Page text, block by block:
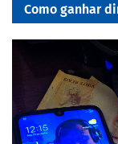
Como ganhar